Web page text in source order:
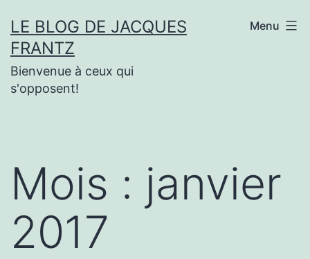
au
contenu
LE BLOG DE JACQUES
FRANTZ
Bienvenue à ceux qui
s'opposent!
Menu
Mois : janvier
2017